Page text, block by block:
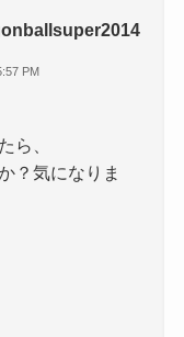
PM
ら、
？気になりま